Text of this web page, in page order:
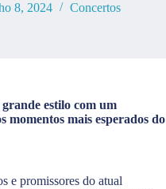
8, 2024 Concertos
estilo com um
momentos mais esperados do
e promissores do atual